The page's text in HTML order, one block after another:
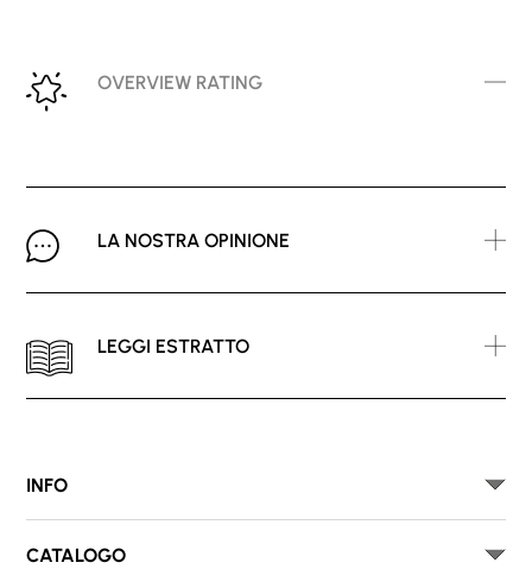
OVERVIEW RATING
LA NOSTRA OPINIONE
LEGGI ESTRATTO
INFO
CATALOGO